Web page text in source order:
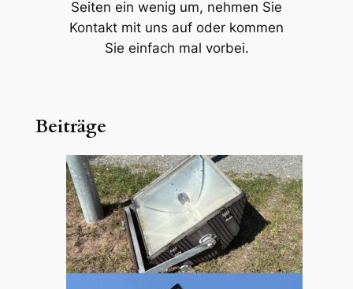
Seiten ein wenig um, nehmen Sie
Kontakt mit uns auf oder kommen
Sie einfach mal vorbei.
Beiträge